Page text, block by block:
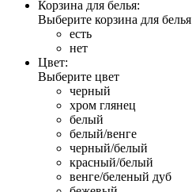
Корзина для белья:
Выберите корзина для белья
есть
нет
Цвет:
Выберите цвет
черный
хром глянец
белый
белый/венге
черный/белый
красный/белый
венге/беленый дуб